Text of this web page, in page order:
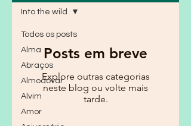
Todos os posts
Alma
Abraços
Almodóvar
Alvim
Amor
Into the wild
Posts em breve
Explore outras categorias
neste blog ou volte mais
tarde.